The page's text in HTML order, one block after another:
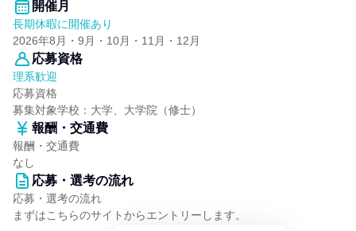
開催月
長期休暇に開催あり
2026年8月・9月・10月・11月・12月
応募資格
理系歓迎
応募資格
募集対象学校：大学、大学院（修士）
報酬・交通費
報酬・交通費
なし
応募・選考の流れ
応募・選考の流れ
まずはこちらのサイトからエントリーします。